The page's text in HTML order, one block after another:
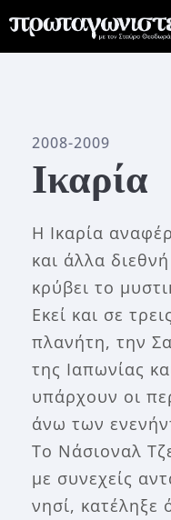
2008-2009
Ικαρία
Η Ικαρία
και άλλα
κρύβει το
Εκεί και σε
πλανήτη, την
της Ιαπωνίας
υπάρχουν οι
άνω των
Το Νάσιοναλ
με συνεχείς
νησί, κατέληξε